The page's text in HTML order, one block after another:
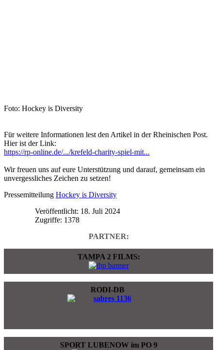
Foto: Hockey is Diversity
Für weitere Informationen lest den Artikel in der Rheinischen Post.
Hier ist der Link:
https://rp-online.de/.../krefeld-charity-spiel-mit...
Wir freuen uns auf eure Unterstützung und darauf, gemeinsam ein
unvergessliches Zeichen zu setzen!
Pressemitteilung Hockey is Diversity
Veröffentlicht: 18. Juli 2024
Zugriffe: 1378
PARTNER:
TAMPA 2 FILMS:
RODI-DB
SPORT LUBENOW im PO 9